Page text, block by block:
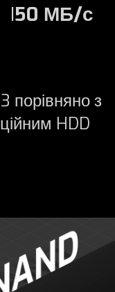
150 МБ/с
порівняно з
HDD